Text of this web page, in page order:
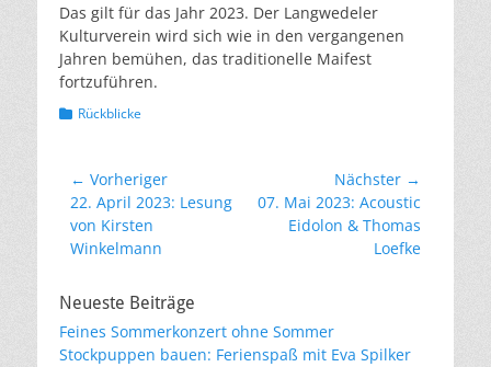
Das gilt für das Jahr 2023. Der Langwedeler
Kulturverein wird sich wie in den vergangenen
Jahren bemühen, das traditionelle Maifest
fortzuführen.
Kategorien
Rückblicke
Beitragsnavigation
← Vorheriger
Vorheriger
Beitrag:
22. April 2023: Lesung
von Kirsten
Winkelmann
Nächster →
Nächster
Beitrag:
07. Mai 2023: Acoustic
Eidolon & Thomas
Loefke
Neueste Beiträge
Feines Sommerkonzert ohne Sommer
Stockpuppen bauen: Ferienspaß mit Eva Spilker